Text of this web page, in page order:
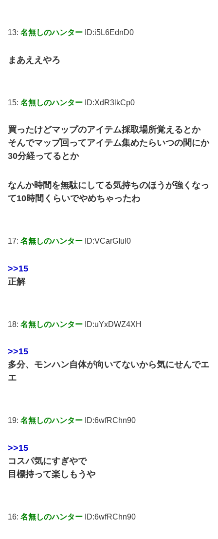
13: 名無しのハンター ID:i5L6EdnD0
まあええやろ
15: 名無しのハンター ID:XdR3lkCp0
買ったけどマップのアイテム採取場所覚えるとか
そんでマップ回ってアイテム集めたらいつの間にか
30分経ってるとか
なんか時間を無駄にしてる気持ちのほうが強くなっ
て10時間くらいでやめちゃったわ
17: 名無しのハンター ID:VCarGIuI0
>>15
正解
18: 名無しのハンター ID:uYxDWZ4XH
>>15
多分、モンハン自体が向いてないから気にせんでエ
エ
19: 名無しのハンター ID:6wfRChn90
>>15
コスパ気にすぎやで
目標持って楽しもうや
16: 名無しのハンター ID:6wfRChn90